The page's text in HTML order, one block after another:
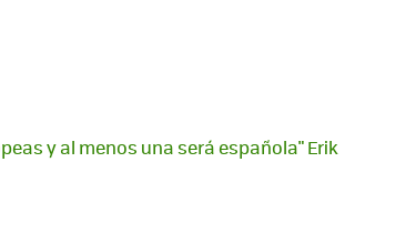
y al menos una será española" Erik